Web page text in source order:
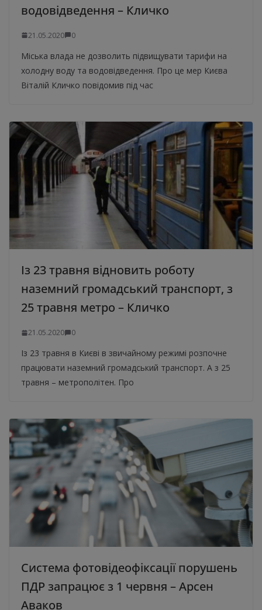
водовідведення – Кличко
21.05.2020 0
Міська влада не дозволить підвищувати тарифи на
холодну воду та водовідведення. Про це мер Києва
Віталій Кличко повідомив під час
Із 23 травня відновить роботу
наземний громадський транспорт, з
25 травня метро – Кличко
21.05.2020 0
Із 23 травня в Києві в звичайному режимі розпочне
працювати наземний громадський транспорт. А з 25
травня – метрополітен. Про
Система фотовідеофіксації порушень
ПДР запрацює з 1 червня – Арсен
Аваков